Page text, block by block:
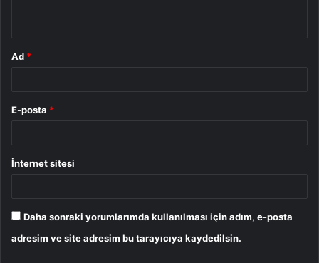
Ad *
E-posta *
İnternet sitesi
Daha sonraki yorumlarımda kullanılması için adım, e-posta
adresim ve site adresim bu tarayıcıya kaydedilsin.